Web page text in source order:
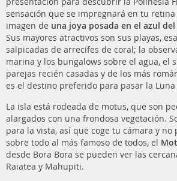
sensación que se impregnará en tu
imagen de una joya posada en el azul del
Sus mayores atractivos son sus playas,
salpicadas de arrecifes de coral; la
marina y los bungalows sobre el agua, el
parejas recién casadas y de los más
es el destino preferido para pasar la
La isla está rodeada de motus, que son
alargados con una frondosa vegetación.
para la vista, así que coge tu cámara y no
sobre todo al más famoso de todos, el
desde Bora Bora se pueden ver las
Raiatea y Mahupiti.